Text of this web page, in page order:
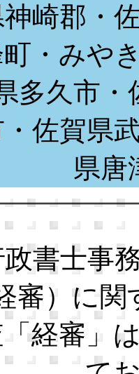
崎郡・
・みや
多久市
佐賀県
県
書士事
審）に関
経審」